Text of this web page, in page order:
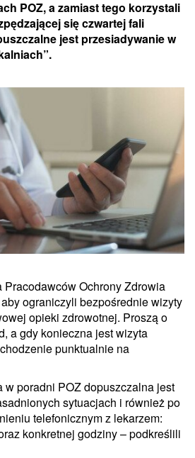
POZ, a zamiast tego korzystali
się czwartej fali
jest przesiadywanie w
Pracodawców Ochrony Zdrowia
ograniczyli bezpośrednie wizyty
opieki zdrowotnej. Proszą o
a gdy konieczna jest wizyta
punktualnie na
w poradni POZ dopuszczalna jest
sytuacjach i również po
telefonicznym z lekarzem:
konkretnej godziny – podkreślili